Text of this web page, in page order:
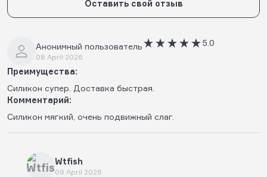
Оставить свой отзыв
Анонимный пользователь
08 April 2026
5.0
Преимущества:
Силикон супер. Доставка быстрая.
Комментарий:
Силикон мягкий, очень подвижный слаг.
Wtfish
09 April 2026